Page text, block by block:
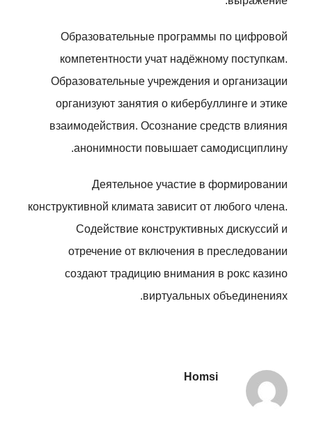
Образовательные программы по цифровой
компетентности учат надёжному поступкам.
Образовательные учреждения и организации
организуют занятия о кибербуллинге и этике
взаимодействия. Осознание средств влияния
анонимности повышает самодисциплину.
Деятельное участие в формировании
конструктивной климата зависит от любого члена.
Содействие конструктивных дискуссий и
отречение от включения в преследовании
создают традицию внимания в рокс казино
виртуальных объединениях.
Homsi